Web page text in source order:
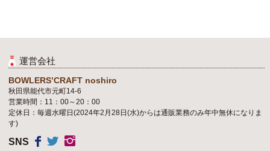
運営会社
BOWLERS’CRAFT noshiro
秋田県能代市元町14-6
営業時間：11：00～20：00
定休日：毎週水曜日(2024年2月28日(水)からは通販業務のみ年中無休になりま
す)
SNS